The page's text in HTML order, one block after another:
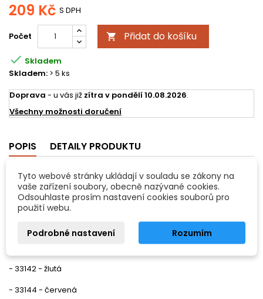
209 Kč S DPH
Počet  Přidat do košíku
 Skladem
Skladem: > 5 ks
Doprava - u vás již zítra v pondělí 10.08.2026.
Všechny možnosti doručení
POPIS DETAILY PRODUKTU
- jednotónový clave vyrobený z bukového dřeva
- dodáváno s paličkou
- hygienicky nezávadná barva (lak)
- při objednávce upřesněte barvu:
- 33142 - žlutá
- 33144 - červená
Tyto webové stránky ukládají v souladu se zákony na
vaše zařízení soubory, obecně nazývané cookies.
Odsouhlaste prosím nastavení cookies souborů pro
použití webu.
Podrobné nastavení Rozumím